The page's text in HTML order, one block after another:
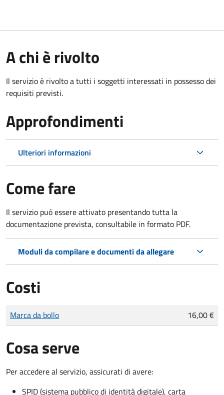
A chi è rivolto
Il servizio è rivolto a tutti i soggetti interessati in possesso dei
requisiti previsti.
Approfondimenti
Ulteriori informazioni
Come fare
Il servizio può essere attivato presentando tutta la
documentazione prevista, consultabile in formato PDF.
Moduli da compilare e documenti da allegare
Costi
Tipo di pagamento
Importo
Marca da bollo 16,00 €
Cosa serve
Per accedere al servizio, assicurati di avere:
SPID (sistema pubblico di identità digitale), carta